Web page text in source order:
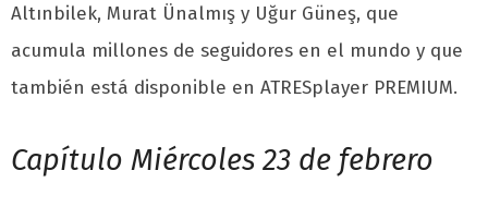
Altınbilek, Murat Ünalmış y Uğur Güneş, que
acumula millones de seguidores en el mundo y que
también está disponible en ATRESplayer PREMIUM.
Capítulo Miércoles 23 de febrero